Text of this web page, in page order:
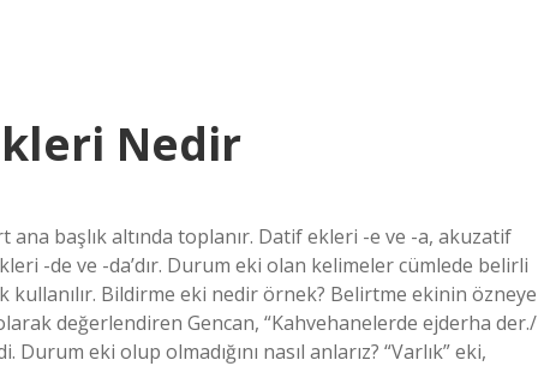
Nedir
başlık altında toplanır. Datif ekleri -e ve -a, akuzatif
-de ve -da’dır. Durum eki olan kelimeler cümlede belirli
kullanılır. Bildirme eki nedir örnek? Belirtme ekinin özneye
değerlendiren Gencan, “Kahvehanelerde ejderha der./
eki olup olmadığını nasıl anlarız? “Varlık” eki,